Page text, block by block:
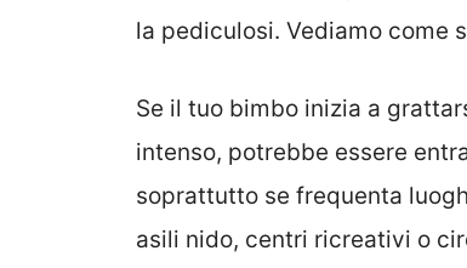
la pediculosi. Vediamo come
Se il tuo bimbo inizia a
intenso, potrebbe essere
soprattutto se frequenta
asili nido, centri ricreativi o